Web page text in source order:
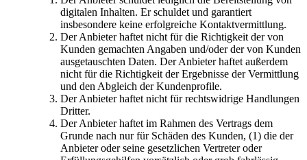
digitalen Inhalten. Er schuldet und garantiert
insbesondere keine erfolgreiche Kontaktvermittlung.
Der Anbieter haftet nicht für die Richtigkeit der von
Kunden gemachten Angaben und/oder der von Kunden
ausgetauschten Daten. Der Anbieter haftet außerdem
nicht für die Richtigkeit der Ergebnisse der Vermittlung
und den Abgleich der Kundenprofile.
Der Anbieter haftet nicht für rechtswidrige Handlungen
Dritter.
Der Anbieter haftet im Rahmen des Vertrags dem
Grunde nach nur für Schäden des Kunden, (1) die der
Anbieter oder seine gesetzlichen Vertreter oder